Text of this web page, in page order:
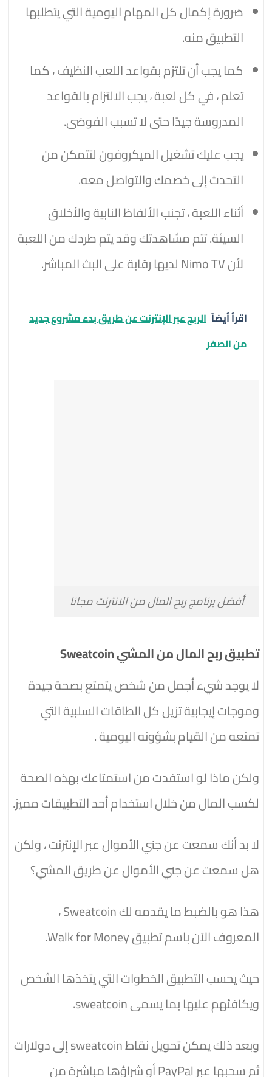
ضرورة إكمال كل المهام اليومية التي يتطلبها
التطبيق منه.
كما يجب أن تلتزم بقواعد اللعب النظيف ، كما
تعلم ، في كل لعبة ، يجب الالتزام بالقواعد
المدروسة جيدًا حتى لا تسبب الفوضى.
يجب عليك تشغيل الميكروفون لتتمكن من
التحدث إلى خصمك والتواصل معه.
أثناء اللعبة ، تجنب الألفاظ النابية والأخلاق
السيئة. تتم مشاهدتك وقد يتم طردك من اللعبة
لأن Nimo TV لديها رقابة على البث المباشر.
اقرأ أيضاً الربح عبر الإنترنت عن طريق بدء مشروع جديد
من الصفر
أفضل برنامج ربح المال من الانترنت مجانا
تطبيق ربح المال من المشي Sweatcoin
لا يوجد شيء أجمل من شخص يتمتع بصحة جيدة
وموجات إيجابية تزيل كل الطاقات السلبية التي
تمنعه ​​من القيام بشؤونه اليومية .
ولكن ماذا لو استفدت من استمتاعك بهذه الصحة
لكسب المال من خلال استخدام أحد التطبيقات مميز.
لا بد أنك سمعت عن جني الأموال عبر الإنترنت ، ولكن
هل سمعت عن جني الأموال عن طريق المشي؟
هذا هو بالضبط ما يقدمه لك Sweatcoin ،
المعروف الآن باسم تطبيق Walk for Money.
حيث يحسب التطبيق الخطوات التي يتخذها الشخص
ويكافئهم عليها بما يسمى sweatcoin.
وبعد ذلك يمكن تحويل نقاط sweatcoin إلى دولارات
ثم سحبها عبر PayPal أو شراؤها مباشرة من